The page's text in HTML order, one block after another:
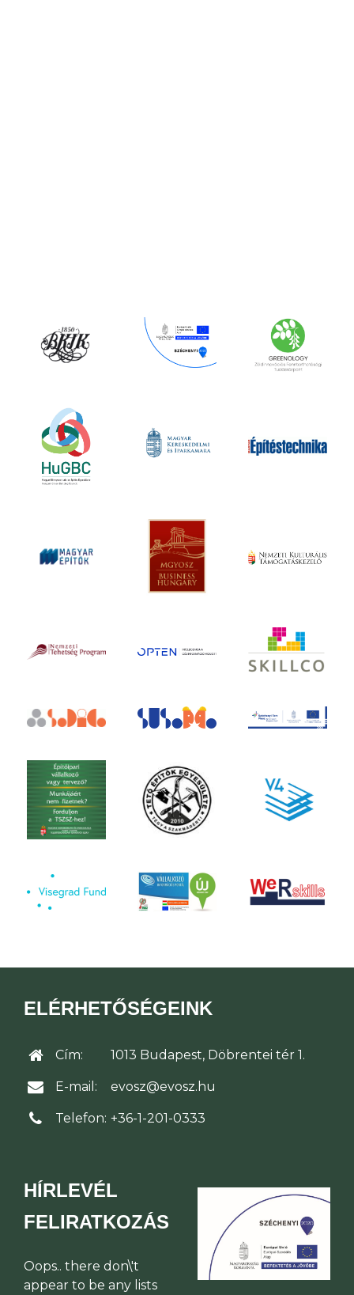
ELÉRHETŐSÉGEINK
Cím: 1013 Budapest, Döbrentei tér 1.
E-mail: evosz@evosz.hu
Telefon: +36-1-201-0333
HÍRLEVÉL
FELIRATKOZÁS
Oops.. there don\'t
appear to be any lists